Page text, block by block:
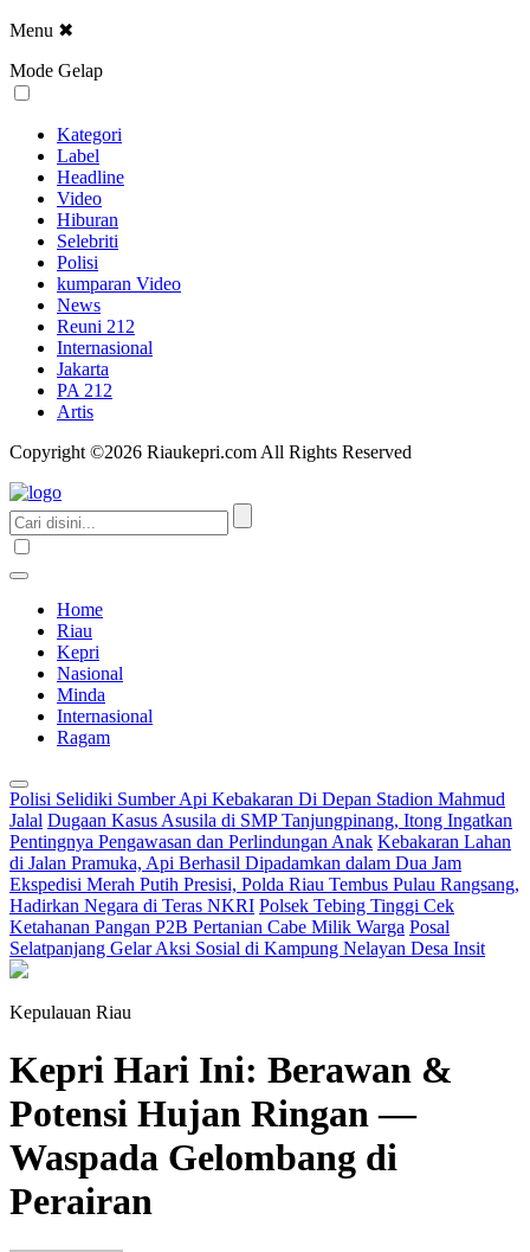
Menu ✖
Mode Gelap
Kategori
Label
Headline
Video
Hiburan
Selebriti
Polisi
kumparan Video
News
Reuni 212
Internasional
Jakarta
PA 212
Artis
Copyright ©2026 Riaukepri.com All Rights Reserved
Home
Riau
Kepri
Nasional
Minda
Internasional
Ragam
Polisi Selidiki Sumber Api Kebakaran Di Depan Stadion Mahmud
Jalal Dugaan Kasus Asusila di SMP Tanjungpinang, Itong Ingatkan
Pentingnya Pengawasan dan Perlindungan Anak Kebakaran Lahan
di Jalan Pramuka, Api Berhasil Dipadamkan dalam Dua Jam
Ekspedisi Merah Putih Presisi, Polda Riau Tembus Pulau Rangsang,
Hadirkan Negara di Teras NKRI Polsek Tebing Tinggi Cek
Ketahanan Pangan P2B Pertanian Cabe Milik Warga Posal
Selatpanjang Gelar Aksi Sosial di Kampung Nelayan Desa Insit
Kepulauan Riau
Kepri Hari Ini: Berawan &
Potensi Hujan Ringan —
Waspada Gelombang di
Perairan